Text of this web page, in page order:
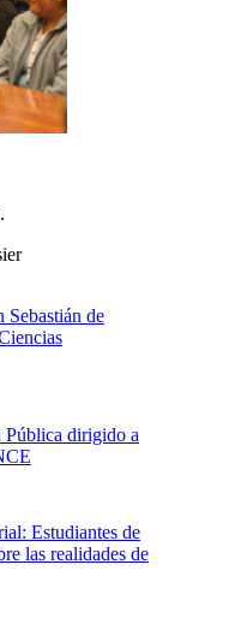
de
dirigido a
Estudiantes de
las realidades de